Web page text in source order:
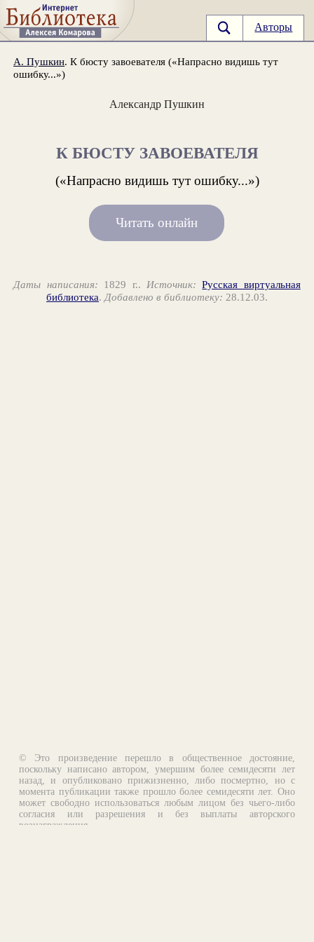
Авторы
А. Пушкин. К бюсту завоевателя («Напрасно видишь тут
ошибку...»)
Александр Пушкин
К БЮСТУ ЗАВОЕВАТЕЛЯ
(«Напрасно видишь тут ошибку...»)
Читать онлайн
Даты написания: 1829 г.. Источник: Русская виртуальная
библиотека. Добавлено в библиотеку: 28.12.03.
© Это произведение перешло в общественное достояние,
поскольку написано автором, умершим более семидесяти лет
назад, и опубликовано прижизненно, либо посмертно, но с
момента публикации также прошло более семидесяти лет. Оно
может свободно использоваться любым лицом без чьего-либо
согласия или разрешения и без выплаты авторского
вознаграждения.